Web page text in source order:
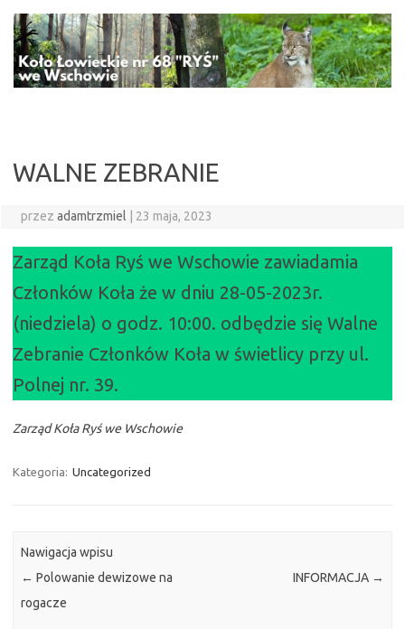
treści
WALNE ZEBRANIE
przez adamtrzmiel 23 maja, 2023
Zarząd Koła Ryś we Wschowie zawiadamia
Członków Koła że w dniu 28-05-2023r.
(niedziela) o godz. 10:00. odbędzie się Walne
Zebranie Członków Koła w świetlicy przy ul.
Polnej nr. 39.
Zarząd Koła Ryś we Wschowie
Kategoria: Uncategorized
Nawigacja wpisu
← Polowanie dewizowe na
rogacze
INFORMACJA →